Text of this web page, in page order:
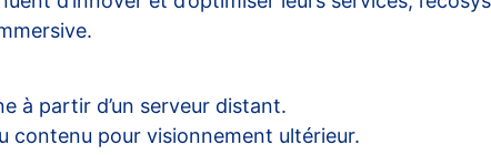
à partir d’un serveur distant.
contenu pour visionnement ultérieur.